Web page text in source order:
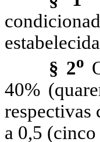
§ 2o
40%
respectivas
a 0,5 (cinco